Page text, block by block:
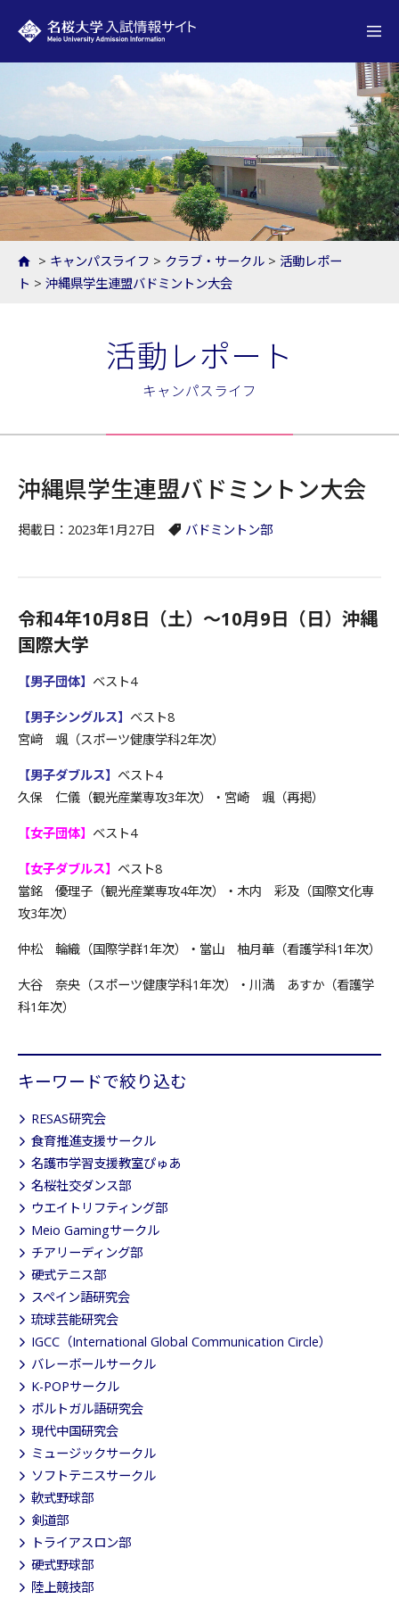
> キャンパスライフ > クラブ・サークル > 活動レポー
ト > 沖縄県学生連盟バドミントン大会
活動レポート
キャンパスライフ
沖縄県学生連盟バドミントン大会
掲載日：2023年1月27日 バドミントン部
令和4年10月8日（土）～10月9日（日）沖縄
国際大学
【男子団体】 ベスト4
【男子シングルス】 ベスト8
宮﨑 颯（スポーツ健康学科2年次）
【男子ダブルス】 ベスト4
久保 仁儀（観光産業専攻3年次）・宮崎 颯（再掲）
【女子団体】 ベスト4
【女子ダブルス】 ベスト8
當銘 優理子（観光産業専攻4年次）・木内 彩及（国際文化専
攻3年次）
仲松 輪織（国際学群1年次）・當山 柚月華（看護学科1年次）
大谷 奈央（スポーツ健康学科1年次）・川満 あすか（看護学
科1年次）
キーワードで絞り込む
RESAS研究会
食育推進支援サークル
名護市学習支援教室ぴゅあ
名桜社交ダンス部
ウエイトリフティング部
Meio Gamingサークル
チアリーディング部
硬式テニス部
スペイン語研究会
琉球芸能研究会
IGCC（International Global Communication Circle）
バレーボールサークル
K-POPサークル
ポルトガル語研究会
現代中国研究会
ミュージックサークル
ソフトテニスサークル
軟式野球部
剣道部
トライアスロン部
硬式野球部
陸上競技部